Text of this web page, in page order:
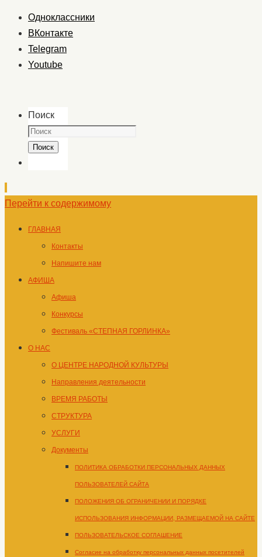
Одноклассники
ВКонтакте
Telegram
Youtube
Поиск
Поиск
Перейти к содержимому
ГЛАВНАЯ
Контакты
Напишите нам
АФИША
Афиша
Конкурсы
Фестиваль «СТЕПНАЯ ГОРЛИНКА»
О НАС
О ЦЕНТРЕ НАРОДНОЙ КУЛЬТУРЫ
Направления деятельности
ВРЕМЯ РАБОТЫ
СТРУКТУРА
УСЛУГИ
Документы
ПОЛИТИКА ОБРАБОТКИ ПЕРСОНАЛЬНЫХ ДАННЫХ
ПОЛЬЗОВАТЕЛЕЙ САЙТА
ПОЛОЖЕНИЯ ОБ ОГРАНИЧЕНИИ И ПОРЯДКЕ
ИСПОЛЬЗОВАНИЯ ИНФОРМАЦИИ, РАЗМЕЩАЕМОЙ НА САЙТЕ
ПОЛЬЗОВАТЕЛЬСКОЕ СОГЛАШЕНИЕ
Согласие на обработку персональных данных посетителей